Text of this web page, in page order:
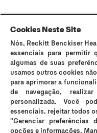
Os preservativos Durex são
ser utilizados para fins
infeções sexualmente
Massage 2in1 são
os incómodos íntimos e são
não são contracetivos e não
podem reduzir a mobilidade
consulte o seu médico. Em
médico antes de utilizar os
Cookies Neste Site
Nós, Reckitt Benckiser
essenciais para permitir
algumas de suas
usamos outros cookies
para aprimorar a
de navegação,
personalizada. Você
essenciais, rejeitar todos
"Gerenciar preferências
opções e informações.